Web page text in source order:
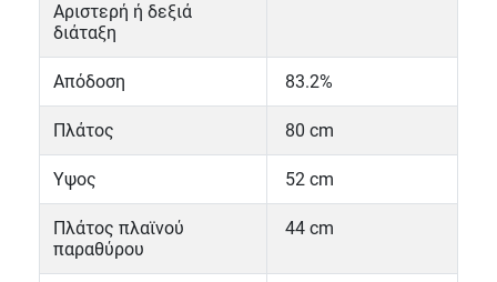
Αριστερή ή δεξιά
διάταξη
Απόδοση 83.2%
Πλάτος 80 cm
Yψος 52 cm
Πλάτος πλαϊνού
παραθύρου
44 cm